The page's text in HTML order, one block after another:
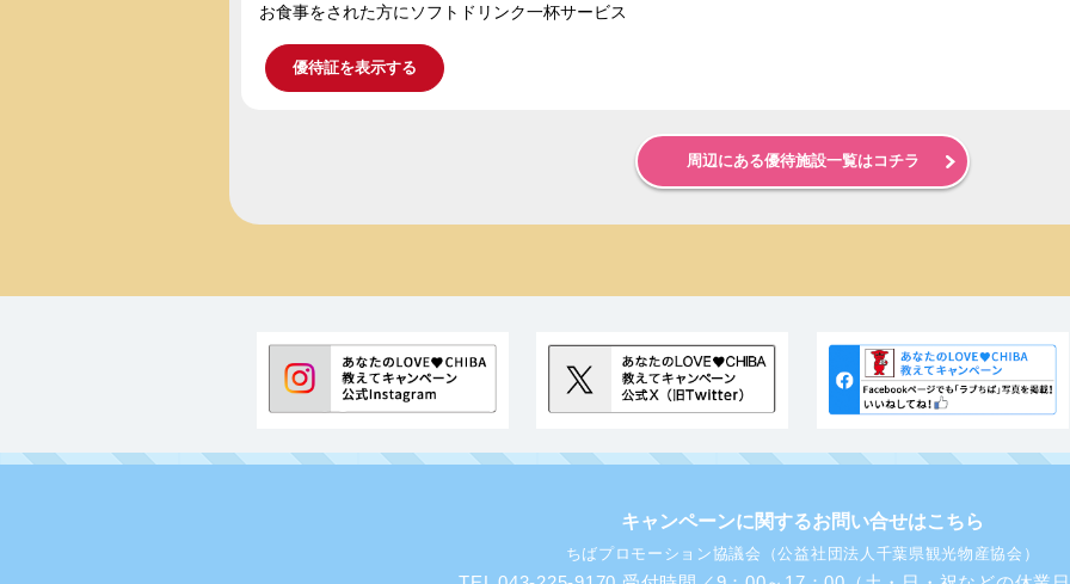
お食事をされた方にソフトドリンク一杯サービス
優待証を表示する
周辺にある優待施設一覧はコチラ
キャンペーンに関するお問い合せはこちら
ちばプロモーション協議会（公益社団法人千葉県観光物産協会）